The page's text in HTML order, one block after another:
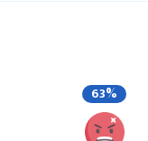
63%